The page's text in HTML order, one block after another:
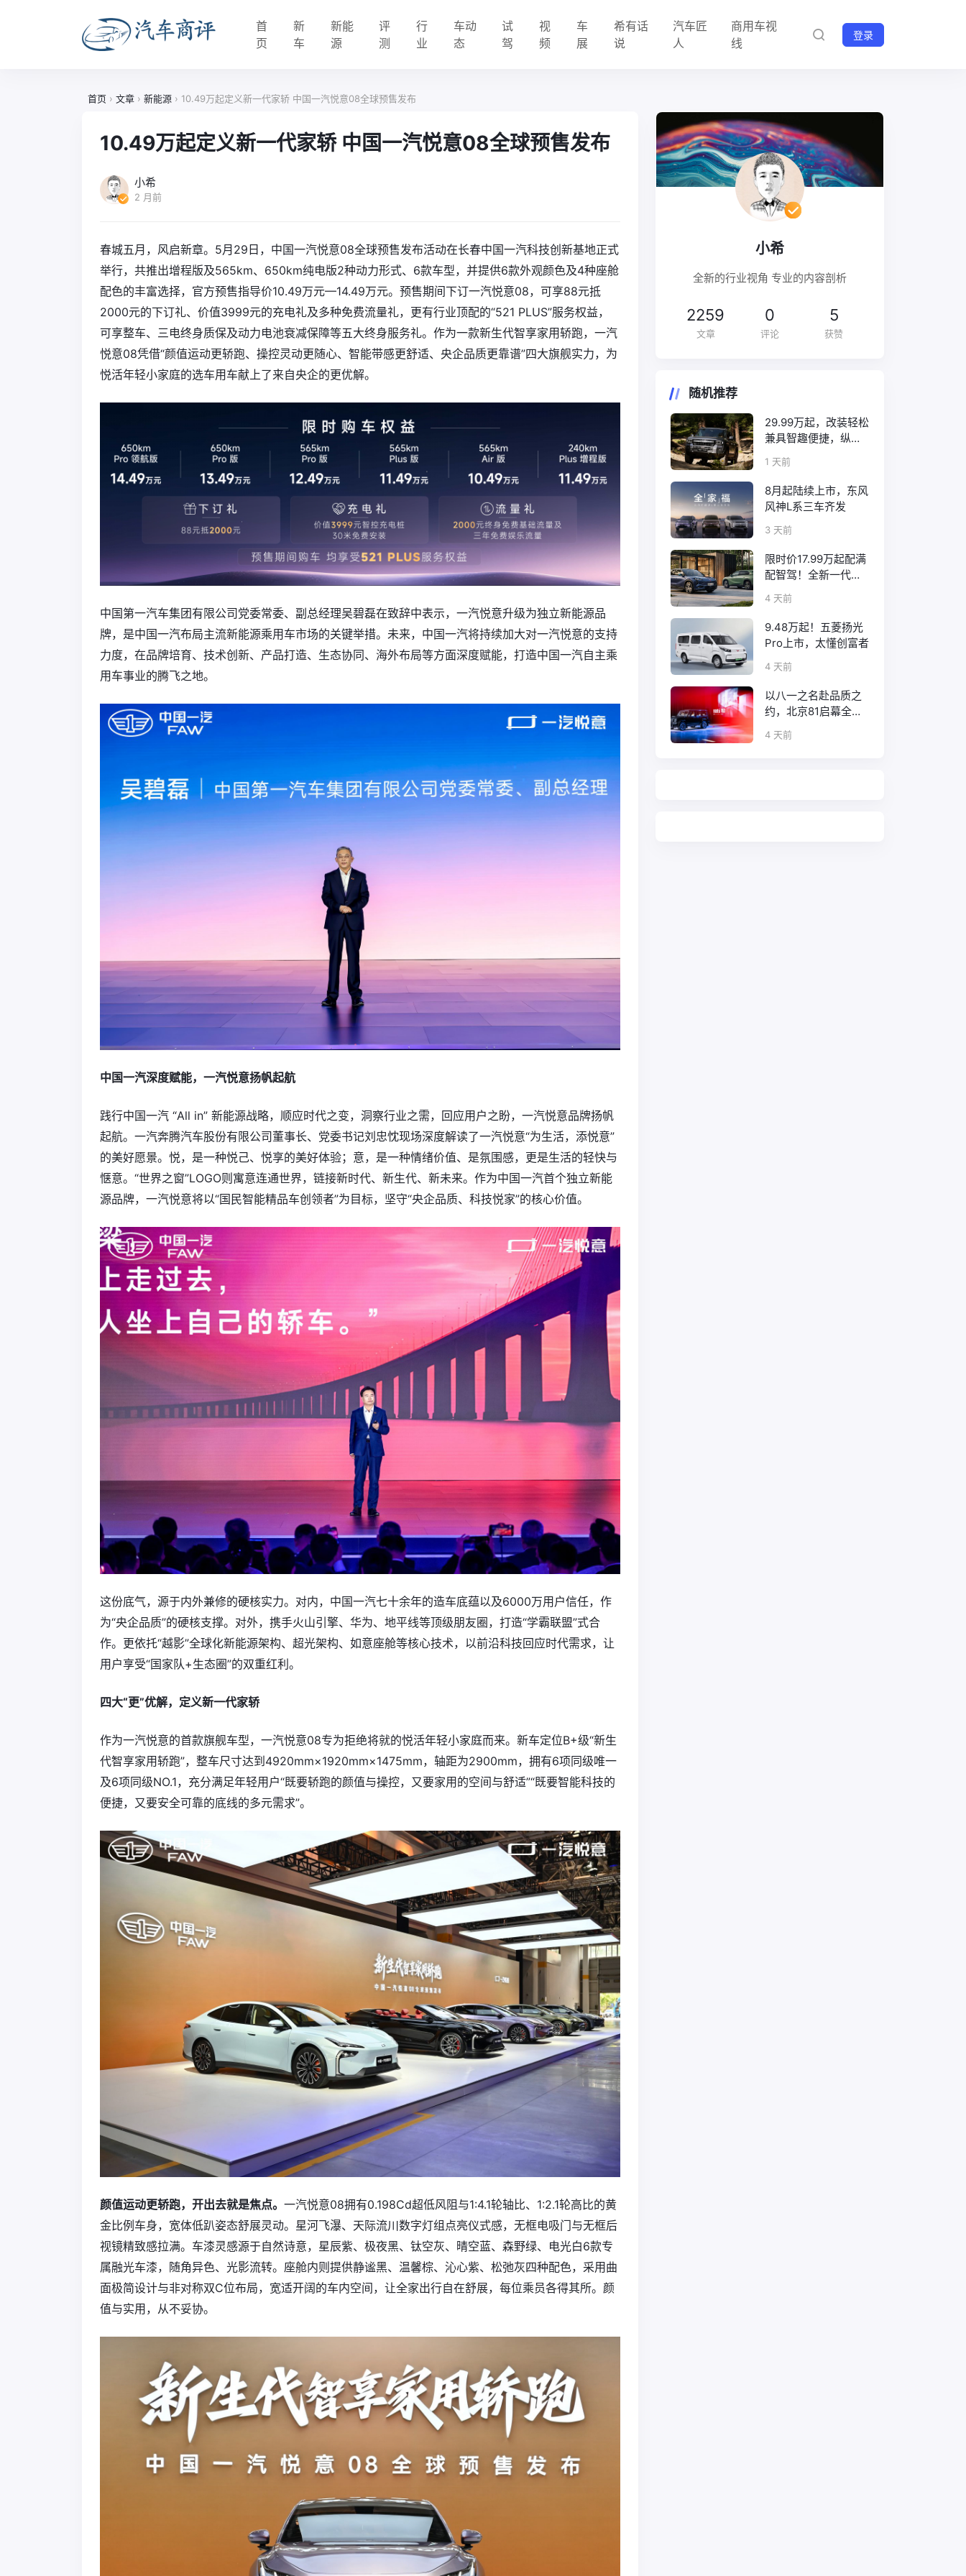
首
页
新
车
新能
源
评
测
行
业
车动
态
试
驾
视
频
车
展
希有话
说
汽车匠
人
商用车视
线
登录
首页 › 文章 › 新能源 › 10.49万起定义新一代家轿 中国一汽悦意08全球预售发布
10.49万起定义新一代家轿 中国一汽悦意08全球预售发布
小希
2 月前
春城五月，风启新章。5月29日，中国一汽悦意08全球预售发布活动在长春中国一汽科技创新基地正式
举行，共推出增程版及565km、650km纯电版2种动力形式、6款车型，并提供6款外观颜色及4种座舱
配色的丰富选择，官方预售指导价10.49万元—14.49万元。预售期间下订一汽悦意08，可享88元抵
2000元的下订礼、价值3999元的充电礼及多种免费流量礼，更有行业顶配的“521 PLUS”服务权益，
可享整车、三电终身质保及动力电池衰减保障等五大终身服务礼。作为一款新生代智享家用轿跑，一汽
悦意08凭借“颜值运动更轿跑、操控灵动更随心、智能带感更舒适、央企品质更靠谱”四大旗舰实力，为
悦活年轻小家庭的选车用车献上了来自央企的更优解。
中国第一汽车集团有限公司党委常委、副总经理吴碧磊在致辞中表示，一汽悦意升级为独立新能源品
牌，是中国一汽布局主流新能源乘用车市场的关键举措。未来，中国一汽将持续加大对一汽悦意的支持
力度，在品牌培育、技术创新、产品打造、生态协同、海外布局等方面深度赋能，打造中国一汽自主乘
用车事业的腾飞之地。
中国一汽深度赋能，一汽悦意扬帆起航
践行中国一汽 “All in” 新能源战略，顺应时代之变，洞察行业之需，回应用户之盼，一汽悦意品牌扬帆
起航。一汽奔腾汽车股份有限公司董事长、党委书记刘忠忱现场深度解读了一汽悦意“为生活，添悦意”
的美好愿景。悦，是一种悦己、悦享的美好体验；意，是一种情绪价值、是氛围感，更是生活的轻快与
惬意。“世界之窗”LOGO则寓意连通世界，链接新时代、新生代、新未来。作为中国一汽首个独立新能
源品牌，一汽悦意将以“国民智能精品车创领者”为目标，坚守“央企品质、科技悦家”的核心价值。
这份底气，源于内外兼修的硬核实力。对内，中国一汽七十余年的造车底蕴以及6000万用户信任，作
为“央企品质”的硬核支撑。对外，携手火山引擎、华为、地平线等顶级朋友圈，打造“学霸联盟”式合
作。更依托“越影”全球化新能源架构、超光架构、如意座舱等核心技术，以前沿科技回应时代需求，让
用户享受“国家队+生态圈”的双重红利。
四大“更”优解，定义新一代家轿
作为一汽悦意的首款旗舰车型，一汽悦意08专为拒绝将就的悦活年轻小家庭而来。新车定位B+级“新生
代智享家用轿跑”，整车尺寸达到4920mm×1920mm×1475mm，轴距为2900mm，拥有6项同级唯一
及6项同级NO.1，充分满足年轻用户“既要轿跑的颜值与操控，又要家用的空间与舒适”“既要智能科技的
便捷，又要安全可靠的底线的多元需求”。
颜值运动更轿跑，开出去就是焦点。 一汽悦意08拥有0.198Cd超低风阻与1:4.1轮轴比、1:2.1轮高比的黄
金比例车身，宽体低趴姿态舒展灵动。星河飞瀑、天际流川数字灯组点亮仪式感，无框电吸门与无框后
视镜精致感拉满。车漆灵感源于自然诗意，星辰紫、极夜黑、钛空灰、晴空蓝、森野绿、电光白6款专
属融光车漆，随角异色、光影流转。座舱内则提供静谧黑、温馨棕、沁心紫、松弛灰四种配色，采用曲
面极简设计与非对称双C位布局，宽适开阔的车内空间，让全家出行自在舒展，每位乘员各得其所。颜
值与实用，从不妥协。
小希
全新的行业视角 专业的内容剖析
2259
文章
0
评论
5
获赞
随机推荐
29.99万起，改装轻松
兼具智趣便捷，纵横
F700上市
1 天前
8月起陆续上市，东风
风神L系三车齐发
3 天前
限时价17.99万起配满
配智驾！全新一代天
工08正式上市
4 天前
9.48万起！五菱扬光
Pro上市，太懂创富者
4 天前
以八一之名赴品质之
约，北京81启幕全新
口碑征程
4 天前